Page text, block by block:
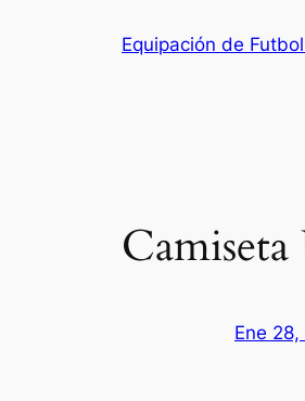
Equipación de
Ene